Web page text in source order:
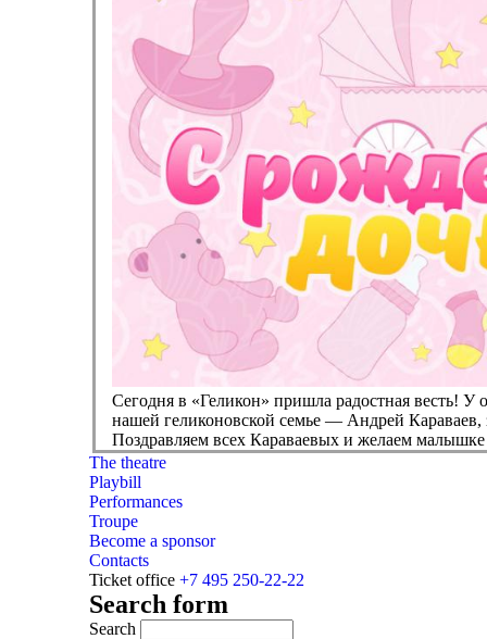
Сегодня в «Геликон» пришла радостная весть!
нашей геликоновской семье — Андрей
Поздравляем всех Караваевых и желаем
The theatre
Playbill
Performances
Troupe
Become a sponsor
Contacts
Ticket office +7 495 250-22-22
Search form
Search